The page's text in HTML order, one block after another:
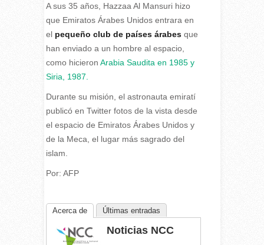
A sus 35 años, Hazzaa Al Mansuri hizo
que Emiratos Árabes Unidos entrara en
el pequeño club de países árabesque
han enviado a un hombre al espacio,
como hicieron Arabia Saudita en 1985 y
Siria, 1987.
Durante su misión, el astronauta emiratí
publicó en Twitter fotos de la vista desde
el espacio de Emiratos Árabes Unidos y
de la Meca, el lugar más sagrado del
islam.
Por: AFP
Acerca de Últimas entradas
Noticias NCC